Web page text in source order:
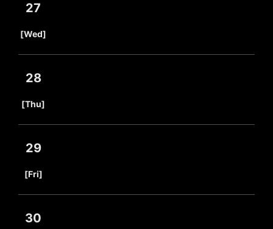
27
[Wed]
28
[Thu]
29
[Fri]
30